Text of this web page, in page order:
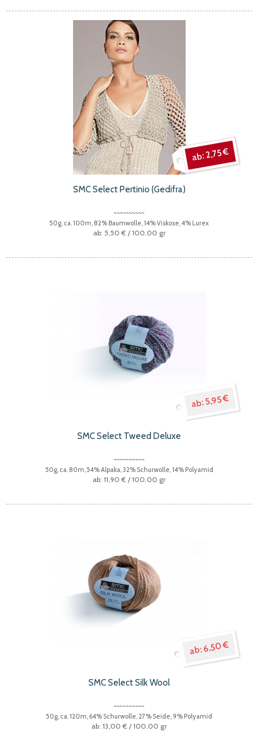
2,75 €
SMC Select Pertinio (Gedifra)
50g, ca. 100m, 82% Baumwolle, 14% Viskose, 4% Lurex
5,50 € / 100.00 gr
5,95 €
SMC Select Tweed Deluxe
50g, ca. 80m, 54% Alpaka, 32% Schurwolle, 14% Polyamid
11,90 € / 100.00 gr
6,50 €
SMC Select Silk Wool
50g, ca. 120m, 64% Schurwolle, 27% Seide, 9% Polyamid
13,00 € / 100.00 gr